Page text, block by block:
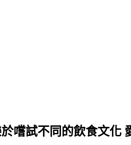
嚐試不同的飲食文化